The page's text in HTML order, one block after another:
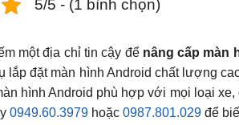
5/5 - (1 bình chọn)
một địa chỉ tin cậy để nâng cấp màn
lắp đặt màn hình Android chất lượng
hình Android phù hợp với mọi loại
0949.60.3979 hoặc 0987.801.029 để